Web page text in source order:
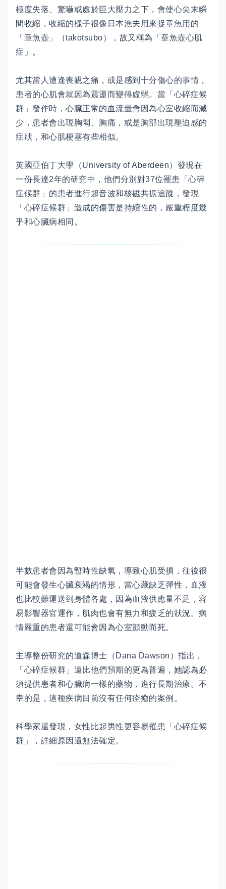
極度失落、驚嚇或處於巨大壓力之下，會使心尖末瞬
間收縮，收縮的樣子很像日本漁夫用來捉章魚用的
「章魚壺」（takotsubo），故又稱為「章魚壺心肌
症」。
尤其當人遭逢喪親之痛，或是感到十分傷心的事情，
患者的心肌會就因為震盪而變得虛弱。當「心碎症候
群」發作時，心臟正常的血流量會因為心室收縮而減
少，患者會出現胸悶、胸痛，或是胸部出現壓迫感的
症狀，和心肌梗塞有些相似。
英國亞伯丁大學（University of Aberdeen）發現在
一份長達2年的研究中，他們分別對37位罹患「心碎
症候群」的患者進行超音波和核磁共振追蹤，發現
「心碎症候群」造成的傷害是持續性的，嚴重程度幾
乎和心臟病相同。
半數患者會因為暫時性缺氧，導致心肌受損，往後很
可能會發生心臟衰竭的情形，當心藏缺乏彈性，血液
也比較難運送到身體各處，因為血液供應量不足，容
易影響器官運作，肌肉也會有無力和疲乏的狀況。病
情嚴重的患者還可能會因為心室顫動而死。
主導整份研究的道森博士（Dana Dawson）指出，
「心碎症候群」遠比他們預期的更為普遍，她認為必
須提供患者和心臟病一樣的藥物，進行長期治療。不
幸的是，這種疾病目前沒有任何痊癒的案例。
科學家還發現，女性比起男性更容易罹患「心碎症候
群」，詳細原因還無法確定。